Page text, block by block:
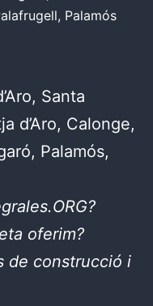
Palamós
Santa
d’Aro, Calonge,
Palamós,
oferim?
de construcció i